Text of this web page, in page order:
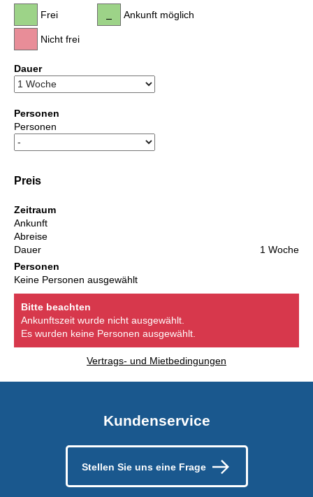
Frei
Nicht frei
Ankunft möglich
Dauer
Personen
Personen
Preis
Zeitraum
Ankunft
Abreise
Dauer
1 Woche
Personen
Keine Personen ausgewählt
Bitte beachten
Ankunftszeit wurde nicht ausgewählt.
Es wurden keine Personen ausgewählt.
Vertrags- und Mietbedingungen
Kundenservice
Stellen Sie uns eine Frage